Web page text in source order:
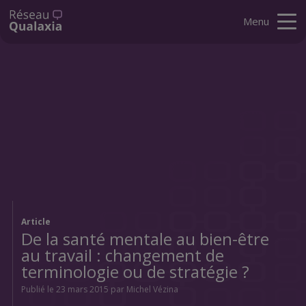
Menu
Article
De la santé mentale au bien-être
au travail : changement de
terminologie ou de stratégie ?
Publié le 23 mars 2015 par Michel Vézina